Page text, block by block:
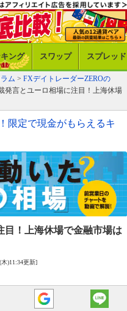
ング スワップ スプレッド
ム > FXデイトレーダーZEROの
発言とユーロ相場に注目！上海休場
限定で現金がもらえるキ
目！
上海休場で金融市場は
木)11:34更新]